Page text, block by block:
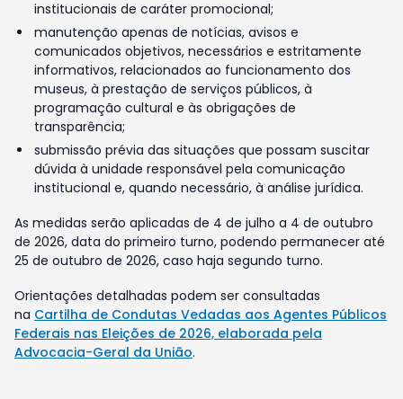
institucionais de caráter promocional;
manutenção apenas de notícias, avisos e
comunicados objetivos, necessários e estritamente
informativos, relacionados ao funcionamento dos
museus, à prestação de serviços públicos, à
programação cultural e às obrigações de
transparência;
submissão prévia das situações que possam suscitar
dúvida à unidade responsável pela comunicação
institucional e, quando necessário, à análise jurídica.
As medidas serão aplicadas de 4 de julho a 4 de outubro
de 2026, data do primeiro turno, podendo permanecer até
25 de outubro de 2026, caso haja segundo turno.
Orientações detalhadas podem ser consultadas
na Cartilha de Condutas Vedadas aos Agentes Públicos
Federais nas Eleições de 2026, elaborada pela
Advocacia-Geral da União.